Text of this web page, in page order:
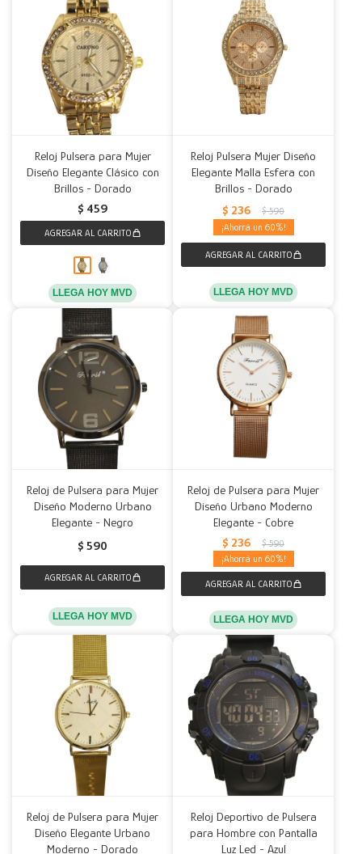
Reloj Pulsera para Mujer
Diseño Elegante Clásico con
Brillos - Dorado
$ 459
LLEGA HOY MVD
Reloj Pulsera Mujer Diseño
Elegante Malla Esfera con
Brillos - Dorado
$ 236 $ 590
60
LLEGA HOY MVD
Reloj de Pulsera para Mujer
Diseño Moderno Urbano
Elegante - Negro
$ 590
LLEGA HOY MVD
Reloj de Pulsera para Mujer
Diseño Urbano Moderno
Elegante - Cobre
$ 236 $ 590
60
LLEGA HOY MVD
Reloj de Pulsera para Mujer
Diseño Elegante Urbano
Moderno - Dorado
Reloj Deportivo de Pulsera
para Hombre con Pantalla
Luz Led - Azul